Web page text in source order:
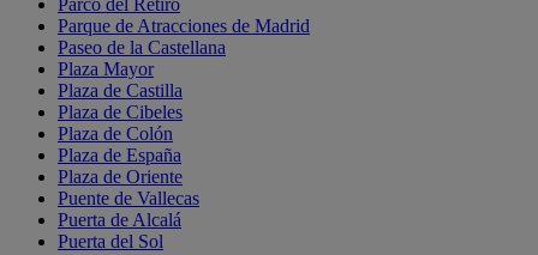
Parque de Atracciones de Madrid
Paseo de la Castellana
Plaza Mayor
Plaza de Castilla
Plaza de Cibeles
Plaza de Colón
Plaza de España
Plaza de Oriente
Puente de Vallecas
Puerta de Alcalá
Puerta del Sol